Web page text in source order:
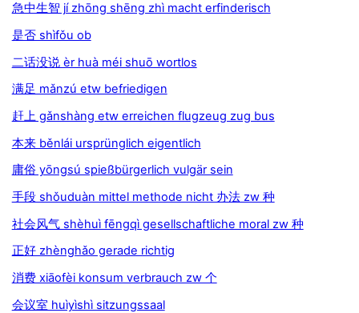
急中生智 jí zhōng shēng zhì macht erfinderisch
是否 shìfǒu ob
二话没说 èr huà méi shuō wortlos
满足 mǎnzú etw befriedigen
赶上 gǎnshàng etw erreichen flugzeug zug bus
本来 běnlái ursprünglich eigentlich
庸俗 yōngsú spießbürgerlich vulgär sein
手段 shǒuduàn mittel methode nicht 办法 zw 种
社会风气 shèhuì fēngqì gesellschaftliche moral zw 种
正好 zhènghǎo gerade richtig
消费 xiāofèi konsum verbrauch zw 个
会议室 huìyìshì sitzungssaal